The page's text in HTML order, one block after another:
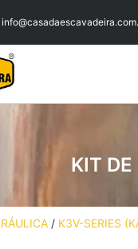
KIT
/ K3V-SERIES